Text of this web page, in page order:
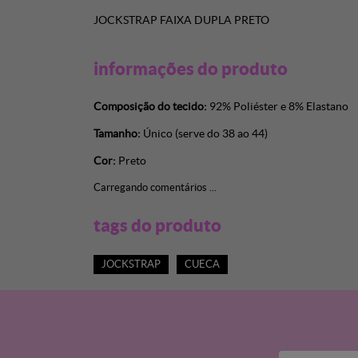
JOCKSTRAP FAIXA DUPLA PRETO
informações do produto
Composição do tecido: 92% Poliéster e 8% Elastano
Tamanho: Único (serve do 38 ao 44)
Cor: Preto
Carregando comentários ...
tags do produto
JOCKSTRAP CUECA